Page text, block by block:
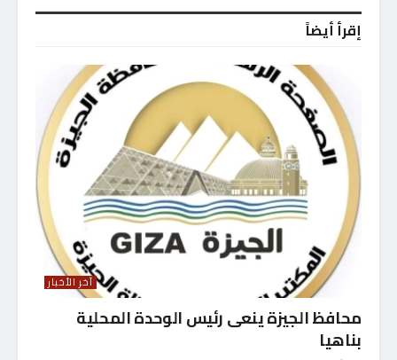
إقرأ أيضاً
آخر الأخبار
محافظ الجيزة ينعى رئيس الوحدة المحلية
بناهيا